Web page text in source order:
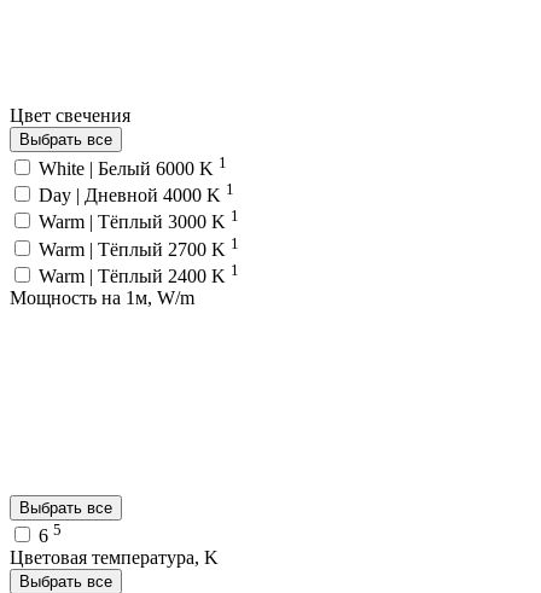
Цвет свечения
Выбрать все
White | Белый 6000 K 1
Day | Дневной 4000 K 1
Warm | Тёплый 3000 K 1
Warm | Тёплый 2700 K 1
Warm | Тёплый 2400 K 1
Мощность на 1м, W/m
Выбрать все
6 5
Цветовая температура, K
Выбрать все